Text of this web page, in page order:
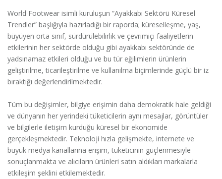
World Footwear isimli kuruluşun “Ayakkabı Sektörü Küresel
Trendler” başlığıyla hazırladığı bir raporda; küreselleşme, yaş,
büyüyen orta sınıf, sürdürülebilirlik ve çevrimiçi faaliyetlerin
etkilerinin her sektörde olduğu gibi ayakkabı sektöründe de
yadsınamaz etkileri olduğu ve bu tür eğilimlerin ürünlerin
geliştirilme, ticarileştirilme ve kullanılma biçimlerinde güçlü bir iz
bıraktığı değerlendirilmektedir.
Tüm bu değişimler, bilgiye erişimin daha demokratik hale geldiği
ve dünyanın her yerindeki tüketicilerin aynı mesajlar, görüntüler
ve bilgilerle iletişim kurduğu küresel bir ekonomide
gerçekleşmektedir. Teknoloji hızla gelişmekte, internete ve
büyük medya kanallarına erişim, tüketicinin güçlenmesiyle
sonuçlanmakta ve alıcıların ürünleri satın aldıkları markalarla
etkileşim şeklini etkilemektedir.